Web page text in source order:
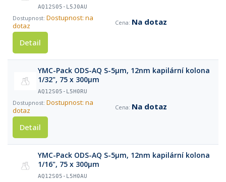
AQ12S05-L5J0AU
Dostupnost: na
dotaz
Na dotaz
Detail
YMC-Pack ODS-AQ S-5µm, 12nm kapilární kolona
1/32", 75 x 300µm
AQ12S05-L5H0RU
Dostupnost: na
dotaz
Na dotaz
Detail
YMC-Pack ODS-AQ S-5µm, 12nm kapilární kolona
1/16", 75 x 300µm
AQ12S05-L5H0AU